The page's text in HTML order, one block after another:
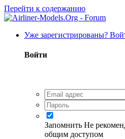
Перейти к содержанию
Уже зарегистрированы?
Войти
Запомнить Не
общим доступом